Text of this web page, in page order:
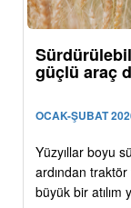
güçlü araç
OCAK-ŞUBAT
Yüzyıllar boyu
ardından
büyük bir atılım